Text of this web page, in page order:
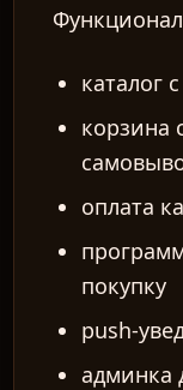
каталог
корзина
оплата
покупку
push-
админка